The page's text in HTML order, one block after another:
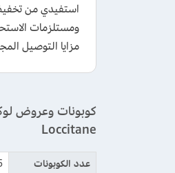
مزايا التوصيل المجاني داخل
كوبونات وعروض
Loccitane
عدد الكوبونات